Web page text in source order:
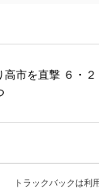
高市を直撃 ６・
トラックバックは利